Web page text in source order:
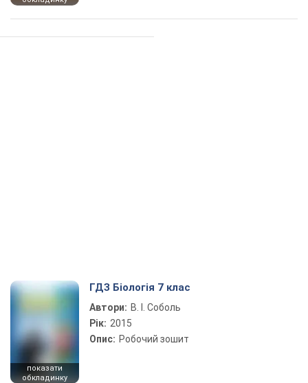
показати
обкладинку
ГДЗ Біологія 7 клас
Автори: В. І. Соболь
Рік: 2015
Опис: Робочий зошит